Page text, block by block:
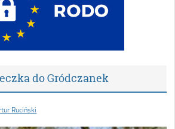
do Gródczanek
Ruciński